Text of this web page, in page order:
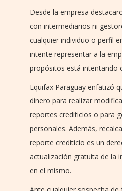
Desde la empresa
con intermediarios ni
cualquier individuo o perfil
intente representar a la
propósitos está intentando
Equifax Paraguay enfatizó
dinero para realizar
reportes crediticios o para
personales. Además,
reporte crediticio es un
actualización gratuita de la
en el mismo.